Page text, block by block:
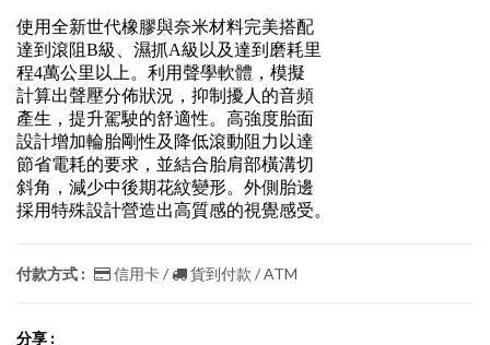
使用全新世代橡膠與奈米材料完美搭配
達到滾阻B級、濕抓A級以及達到磨耗里
程4萬公里以上。利用聲學軟體，模擬
計算出聲壓分佈狀況，抑制擾人的音頻
產生，提升駕駛的舒適性。高強度胎面
設計增加輪胎剛性及降低滾動阻力以達
節省電耗的要求，並結合胎肩部橫溝切
斜角，減少中後期花紋變形。外側胎邊
採用特殊設計營造出高質感的視覺感受。
付款方式 : 信用卡 / 貨到付款 / ATM
分享 :